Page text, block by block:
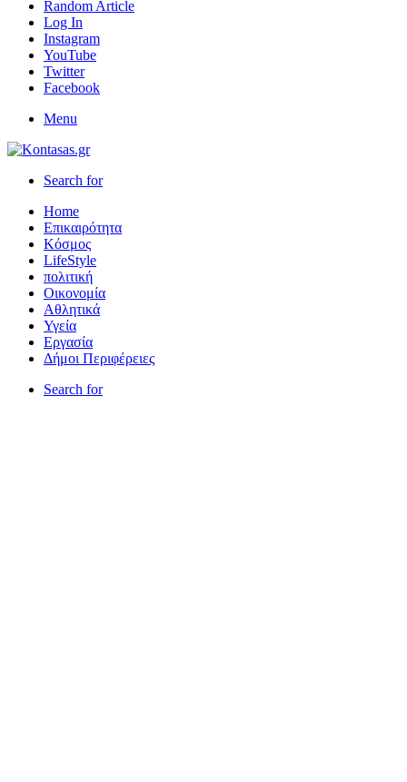
Random Article
Log In
Instagram
YouTube
Twitter
Facebook
Menu
Search for
Home
Επικαιρότητα
Κόσμος
LifeStyle
πολιτική
Οικονομία
Αθλητικά
Υγεία
Εργασία
Δήμοι Περιφέρειες
Search for